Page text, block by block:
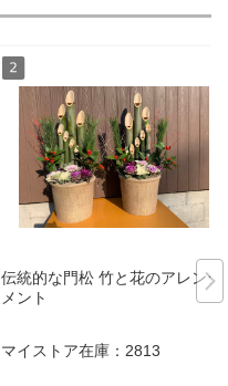
伝統的な門松 竹と花のアレンジ
メント
マイストア在庫： 2813